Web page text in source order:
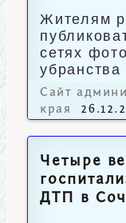
Жителям
сетях
пунктов.
Сайт
края
Четыре
ДТП в